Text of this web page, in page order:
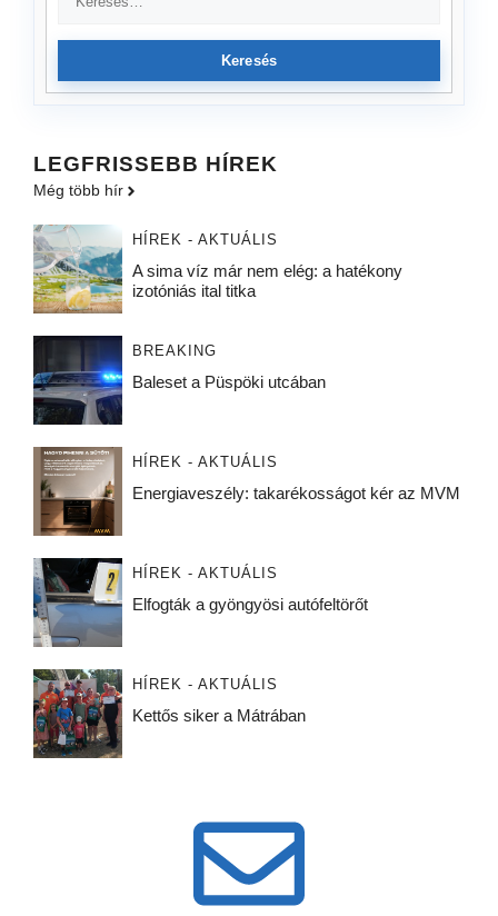
Keresés
LEGFRISSEBB HÍREK
Még több hír
HÍREK - AKTUÁLIS
A sima víz már nem elég: a hatékony
izotóniás ital titka
BREAKING
Baleset a Püspöki utcában
HÍREK - AKTUÁLIS
Energiaveszély: takarékosságot kér az MVM
HÍREK - AKTUÁLIS
Elfogták a gyöngyösi autófeltörőt
HÍREK - AKTUÁLIS
Kettős siker a Mátrában